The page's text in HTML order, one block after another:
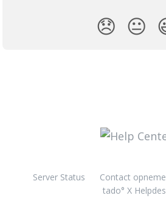
😞 😐
Server Status Contact
tado° X